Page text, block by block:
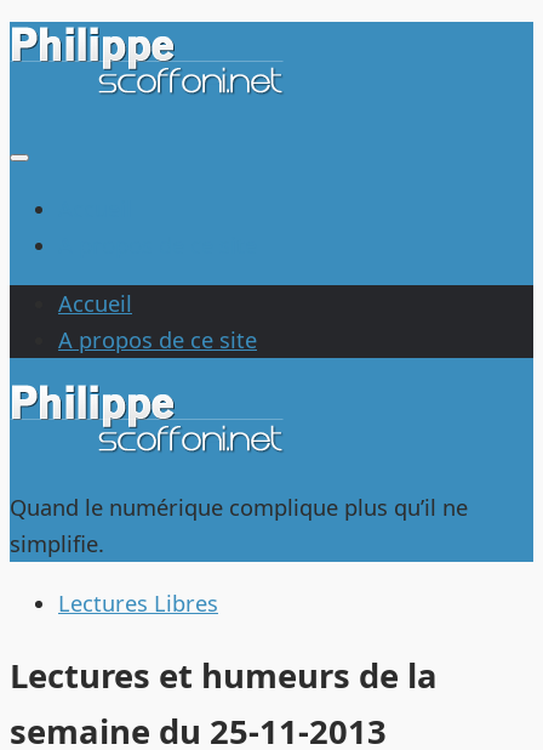
Au
contenu
Accueil
A propos de ce site
Quand le numérique complique plus qu’il ne
simplifie.
Lectures Libres
Lectures et humeurs de la
semaine du 25-11-2013